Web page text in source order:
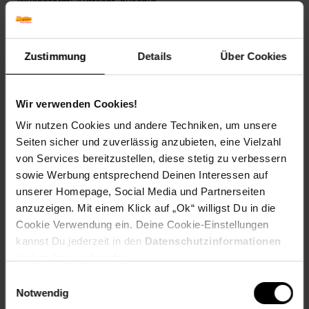
Zustimmung Details Über Cookies
Wir verwenden Cookies!
Wir nutzen Cookies und andere Techniken, um unsere
Seiten sicher und zuverlässig anzubieten, eine Vielzahl
von Services bereitzustellen, diese stetig zu verbessern
sowie Werbung entsprechend Deinen Interessen auf
unserer Homepage, Social Media und Partnerseiten
anzuzeigen. Mit einem Klick auf „Ok“ willigst Du in die
Cookie Verwendung ein. Deine Cookie-Einstellungen
kannst Du jederzeit in den Datenschutzinformationen
Notwendig
Herbstfärbung: Verliert Laub ohne Färbung
Geschmack: X
Frucht: Keine Frucht
Standort und Pflege
Pflegeaufwand: Mittel
Lichtbedarf: Sonnig-Halbschattig
Wasserbedarf: Mittel
Rückschnitt: Rückschnitt im Frühjahr.
Schnittverträglichkeit: Gut
Bodenansprüche: humos und durchlässig
Nährstoffgehalt: Mittel
Frosthärte: bis -20 °C
Verwendung: Als Schnittpflanze,Im
Rosengarten,Beetpflanze, Bienenweide, Schnittblume,